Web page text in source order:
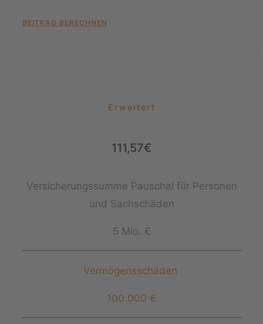
BEITRAG BERECHNEN
Erweitert
111,57€
Versicherungssumme Pauschal für Personen
und Sachschäden
5 Mio. €
Vermögensschäden
100.000 €